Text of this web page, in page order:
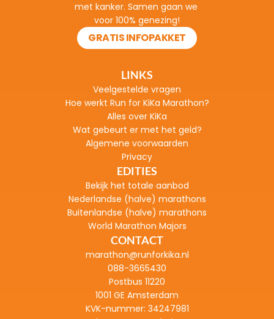
met kanker. Samen gaan we
voor 100% genezing!
GRATIS INFOPAKKET
LINKS
Veelgestelde vragen
Hoe werkt Run for KiKa Marathon?
Alles over KiKa
Wat gebeurt er met het geld?
Algemene voorwaarden
Privacy
EDITIES
Bekijk het totale aanbod
Nederlandse (halve) marathons
Buitenlandse (halve) marathons
World Marathon Majors
CONTACT
marathon@runforkika.nl
088-3665430
Postbus 11220
1001 GE Amsterdam
KVK-nummer: 34247981